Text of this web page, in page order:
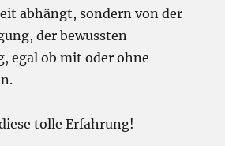
abhängt, sondern von der
der bewussten
egal ob mit oder ohne
tolle Erfahrung!